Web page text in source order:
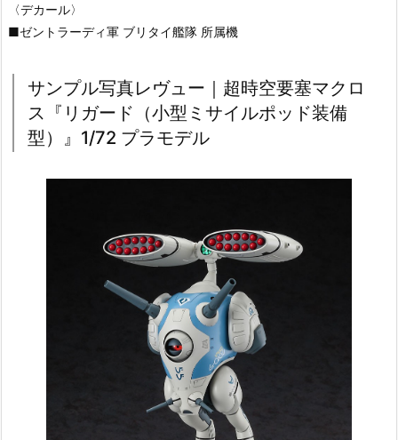
〈デカール〉
■ゼントラーディ軍 ブリタイ艦隊 所属機
サンプル写真レヴュー｜超時空要塞マクロ
ス『リガード（小型ミサイルポッド装備
型）』1/72 プラモデル